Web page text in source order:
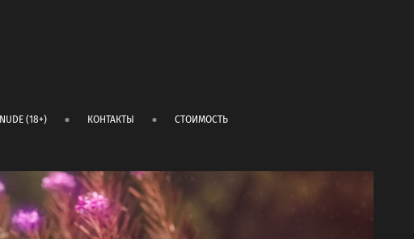
NUDE (18+) КОНТАКТЫ СТОИМОСТЬ